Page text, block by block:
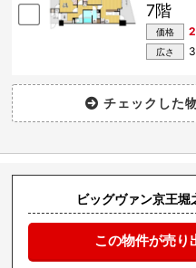
7階
価格
広さ
ビッグヴァン京王
この物件が売り